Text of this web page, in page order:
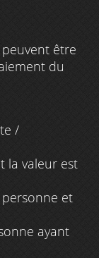
être
du
/
la valeur est
et
ayant